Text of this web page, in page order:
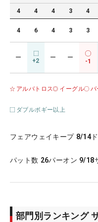
4 4 4 3 4
4 6 4 3 3
ー +2 ー ー
-1
アルバトロス イーグル バ
ダブルボギー以上
フェアウェイキープ 8/14
パット数 26パーオン 9/18
部門別ランキング